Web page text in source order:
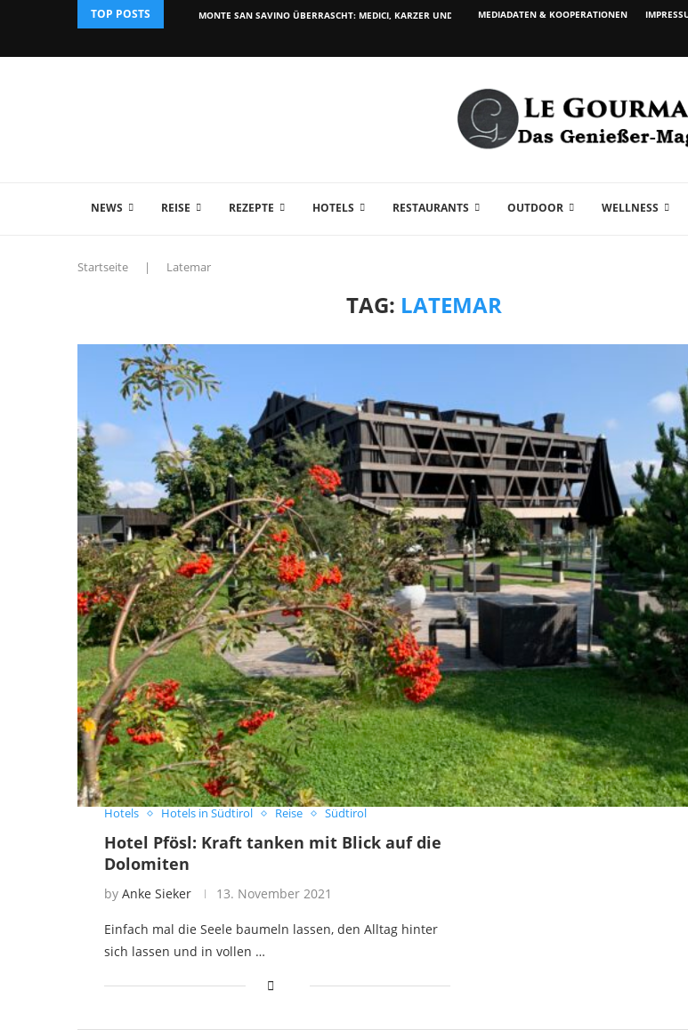
TOP POSTS MONTE SAN SAVINO ÜBERRASCHT: MEDICI, KARZER UND WEIN...MEDIADATEN & KOOPERATIONEN
NEWS REISE REZEPTE HOTELS RESTAURANTS OUTDOOR WELLNESS
Startseite | Latemar
TAG: LATEMAR
Hotels Hotels in Südtirol Reise Südtirol
Hotel Pfösl: Kraft tanken mit Blick auf die
Dolomiten
by Anke Sieker 13. November 2021
Einfach mal die Seele baumeln lassen, den Alltag hinter
sich lassen und in vollen …